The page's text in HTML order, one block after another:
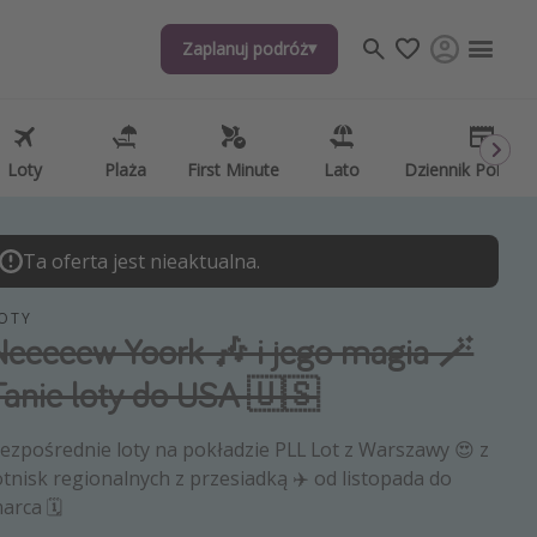
Zaplanuj podróż
Loty Plaża First Minute Lato Dziennik
Zaplanuj podróż
Loty Plaża First Minute Lato Dziennik
ciekawostki, porady podróżnicze
aplikacje podróżnicze
Ta oferta jest nieaktualna.
Yoork 🎶 i jego magia 🪄
loty do USA 🇺🇸
loty na pokładzie PLL Lot z Warszawy 😍 z
regionalnych z przesiadką ✈️ od listopada do
🗓️